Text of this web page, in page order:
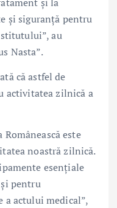
și siguranță pentru
au
Nasta”.
că astfel de
activitatea zilnică a
este
noastră zilnică.
esențiale
pentru
a actului medical”,